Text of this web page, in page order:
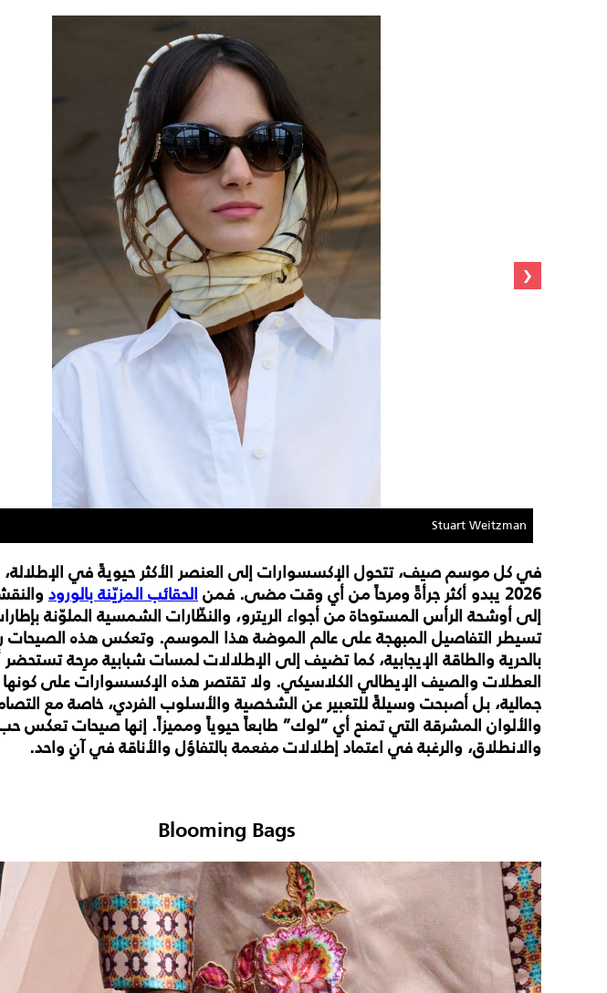
Stuart Weitzman
‹
في كل موسم صيف، تتحول الإكسسوارات إلى العنصر الأكثر حيويةً في
2026 يبدو أكثر جرأةً ومرحاً من أي وقت مضى. فمن
الحقائب المزيّنة بالورود
إلى أوشحة الرأس المستوحاة من أجواء الريترو، والنظّارات الشمسية الملوّنة
تسيطر التفاصيل المبهجة على عالم الموضة هذا الموسم. وتعكس هذه الصيحات
بالحرية والطاقة الإيجابية، كما تضيف إلى الإطلالات لمسات شبابية مرِحة تستحضر
العطلات والصيف الإيطالي الكلاسيكي. ولا تقتصر هذه الإكسسوارات على
جمالية، بل أصبحت وسيلةً للتعبير عن الشخصية والأسلوب الفردي، خاصة مع
والألوان المشرقة التي تمنح أي “لوك” طابعاً حيوياً ومميزاً. إنها صيحات تعكس حب
والانطلاق، والرغبة في اعتماد إطلالات مفعمة بالتفاؤل والأناقة في آنٍ واحد.
Blooming Bags